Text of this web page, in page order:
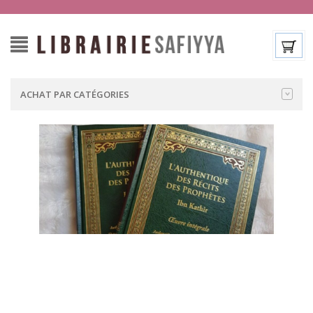
ACHAT PAR CATÉGORIES